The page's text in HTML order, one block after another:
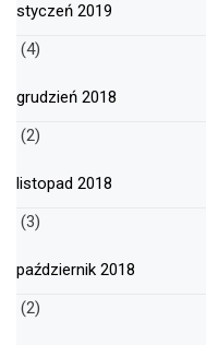
styczeń 2019
(4)
grudzień 2018
(2)
listopad 2018
(3)
październik 2018
(2)